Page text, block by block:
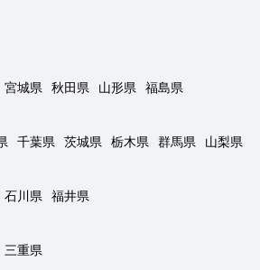
宮城県 秋田県 山形県
福島県
千葉県 茨城県 栃木県 群馬県
山梨県
石川県
福井県
三重県